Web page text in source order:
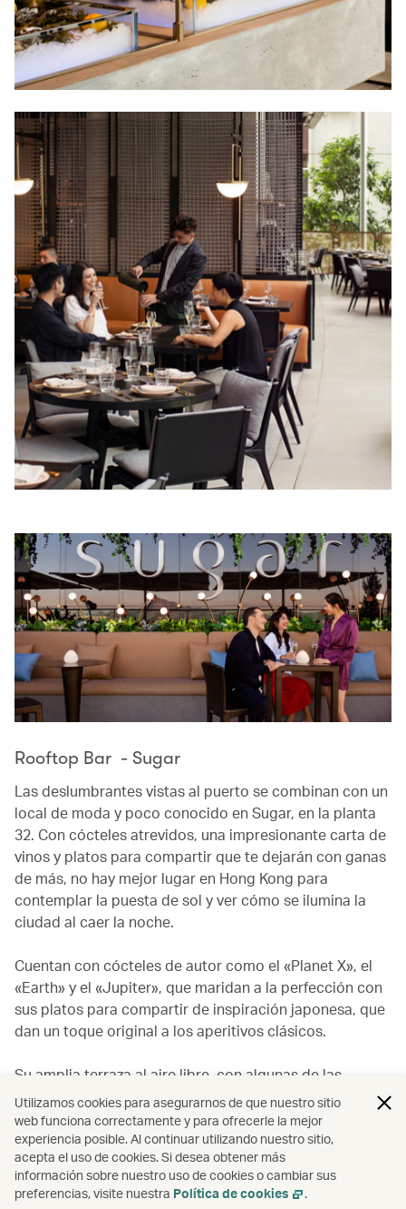
Rooftop Bar - Sugar
Las deslumbrantes vistas al puerto se combinan con un
local de moda y poco conocido en Sugar, en la planta
32. Con cócteles atrevidos, una impresionante carta de
vinos y platos para compartir que te dejarán con ganas
de más, no hay mejor lugar en Hong Kong para
contemplar la puesta de sol y ver cómo se ilumina la
ciudad al caer la noche.
Cuentan con cócteles de autor como el «Planet X», el
«Earth» y el «Jupiter», que maridan a la perfección con
sus platos para compartir de inspiración japonesa, que
dan un toque original a los aperitivos clásicos.
Su amplia terraza al aire libre, con algunas de las
mejores vistas de Hong Kong, atrae a un público que,
tras el trabajo, busca un espacio tranquilo para
desconectar, relajarse y socializar en la zona este de la
isla de Hong Kong.
Utilizamos cookies para asegurarnos de que nuestro sitio
web funciona correctamente y para ofrecerle la mejor
experiencia posible. Al continuar utilizando nuestro sitio,
acepta el uso de cookies. Si desea obtener más
información sobre nuestro uso de cookies o cambiar sus
preferencias, visite nuestra Política de cookies .